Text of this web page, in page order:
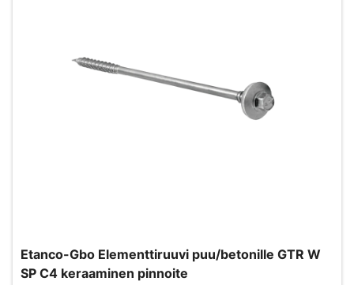
Etanco-Gbo Elementtiruuvi puu/betonille GTR W
SP C4 keraaminen pinnoite